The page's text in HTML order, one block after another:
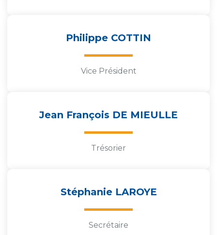
Philippe COTTIN
Vice Président
Jean François DE MIEULLE
Trésorier
Stéphanie LAROYE
Secrétaire